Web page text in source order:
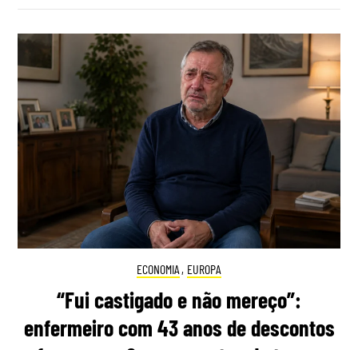
ECONOMIA , EUROPA
“Fui castigado e não mereço”:
enfermeiro com 43 anos de descontos